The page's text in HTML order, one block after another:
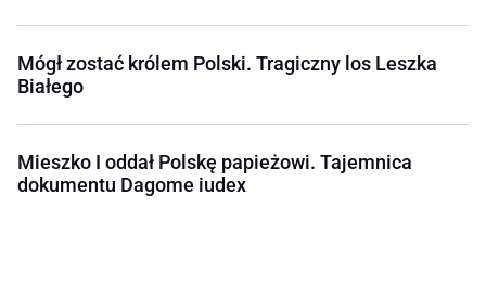
Mógł zostać królem Polski. Tragiczny los Leszka
Białego
Mieszko I oddał Polskę papieżowi. Tajemnica
dokumentu Dagome iudex